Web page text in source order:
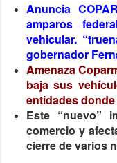
Anuncia
amparos
vehicular.
gobernador
Amenaza
baja sus
entidades
Este “nuevo”
comercio y
cierre de varios